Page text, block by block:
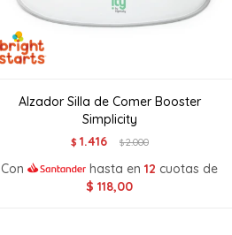
Alzador Silla de Comer Booster
Simplicity
$ 1.416 $2.000
Con hasta en12 cuotas de
$ 118,00